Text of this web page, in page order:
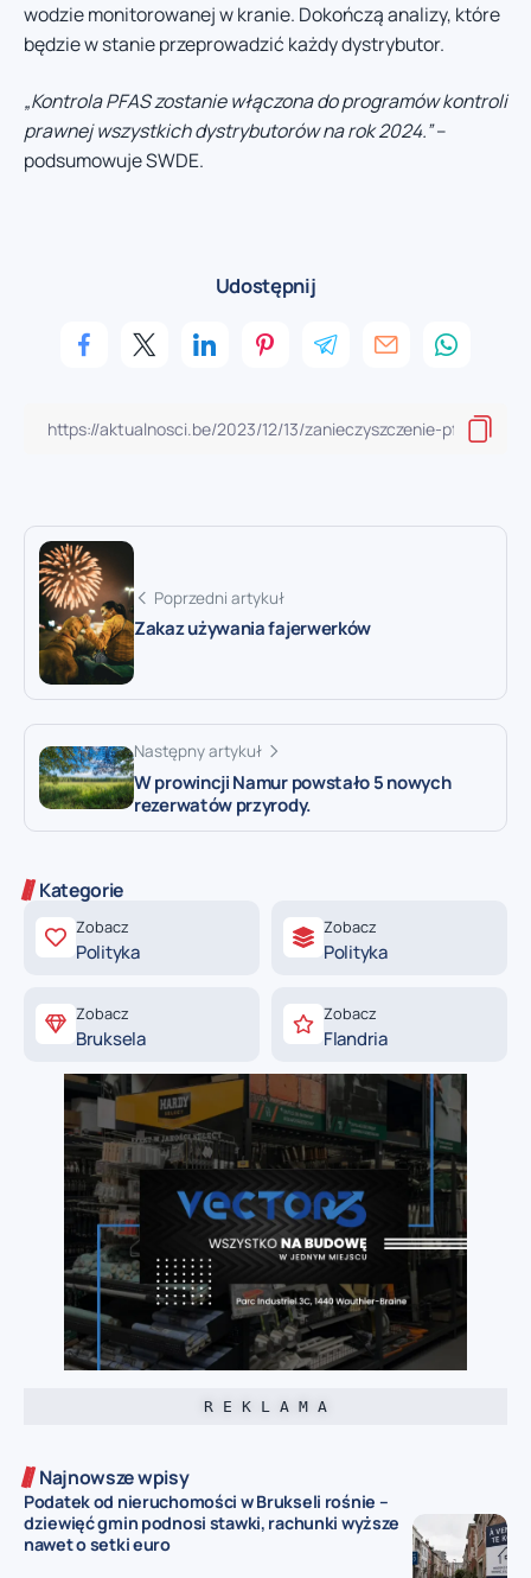
wodzie monitorowanej w kranie. Dokończą analizy, które
będzie w stanie przeprowadzić każdy dystrybutor.
„Kontrola PFAS zostanie włączona do programów kontroli
prawnej wszystkich dystrybutorów na rok 2024.”–
podsumowuje SWDE.
Udostępnij
Poprzedni artykuł
Zakaz używania fajerwerków
Następny artykuł
W prowincji Namur powstało 5 nowych
rezerwatów przyrody.
Kategorie
Zobacz
Polityka
Zobacz
Polityka
Zobacz
Bruksela
Zobacz
Flandria
R E K L A M A
Najnowsze wpisy
Podatek od nieruchomości w Brukseli rośnie –
dziewięć gmin podnosi stawki, rachunki wyższe
nawet o setki euro